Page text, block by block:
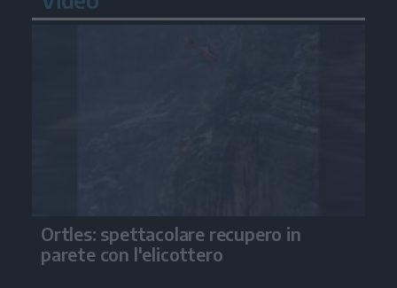
Ortles: spettacolare recupero in
parete con l'elicottero